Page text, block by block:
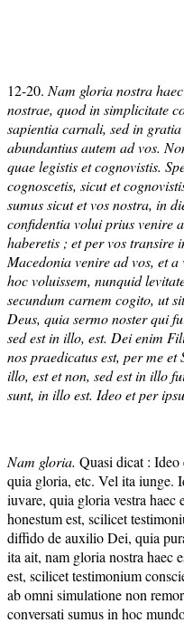
12-20. Nam gloria nostra
nostrae, quod in simplicitate
sapientia carnali, sed in
abundantius autem ad vos.
quae legistis et cognovistis.
cognoscetis, sicut et
sumus sicut et vos nostra, in
confidentia volui prius venire
haberetis ; et per vos transire
Macedonia venire ad vos, et
hoc voluissem, nunquid
secundum carnem cogito, ut
Deus, quia sermo noster qui
sed est in illo, est. Dei enim
nos praedicatus est, per me
illo, est et non, sed est in illo
sunt, in illo est. Ideo et per
Nam gloria. Quasi dicat : Ideo
quia gloria, etc. Vel ita iunge.
iuvare, quia gloria vestra haec
honestum est, scilicet
diffido de auxilio Dei, quia
ita ait, nam gloria nostra haec
est, scilicet testimonium
ab omni simulatione non
conversati sumus in hoc